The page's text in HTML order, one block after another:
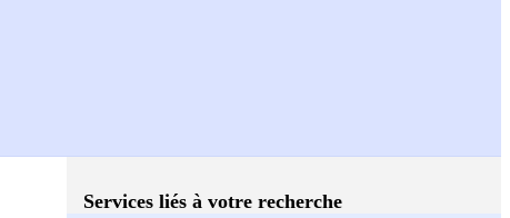
Services liés à votre recherche